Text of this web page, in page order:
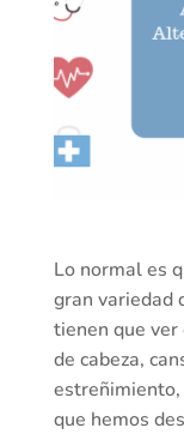
Lo normal es
gran variedad
tienen que ver
de cabeza,
que hemos